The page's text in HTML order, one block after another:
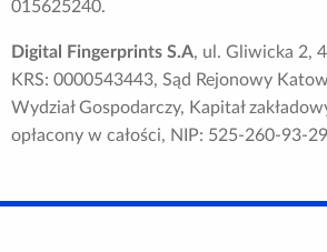
015625240.
Digital Fingerprints S.A, ul. Gliwicka 2,
KRS: 0000543443, Sąd Rejonowy
Wydział Gospodarczy, Kapitał
opłacony w całości, NIP: 525-260-93-29